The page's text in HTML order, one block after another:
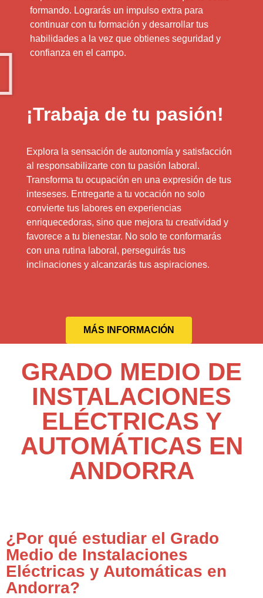
formando. Lograrás un impulso extra para
continuar con tu formación y desarrollar tus
habilidades a la vez que obtienes seguridad y
confianza en el campo.
¡Trabaja de tu pasión!
Explora la sensación de autonomía y satisfacción
al responsabilizarte con tu pasión laboral.
Transforma tu ocupación en una expresión de tus
inteseses. Entregarte a tu vocación no solo
convierte tus labores en experiencias
enriquecedoras, sino que mejora tu creatividad y
favorece a tu bienestar. No solo te conformarás
con una rutina laboral, perseguirás tus
inclinaciones y alcanzarás tus aspiraciones.
MÁS INFORMACIÓN
GRADO MEDIO DE
INSTALACIONES
ELÉCTRICAS Y
AUTOMÁTICAS EN
ANDORRA
¿Por qué estudiar el Grado
Medio de Instalaciones
Eléctricas y Automáticas en
Andorra?